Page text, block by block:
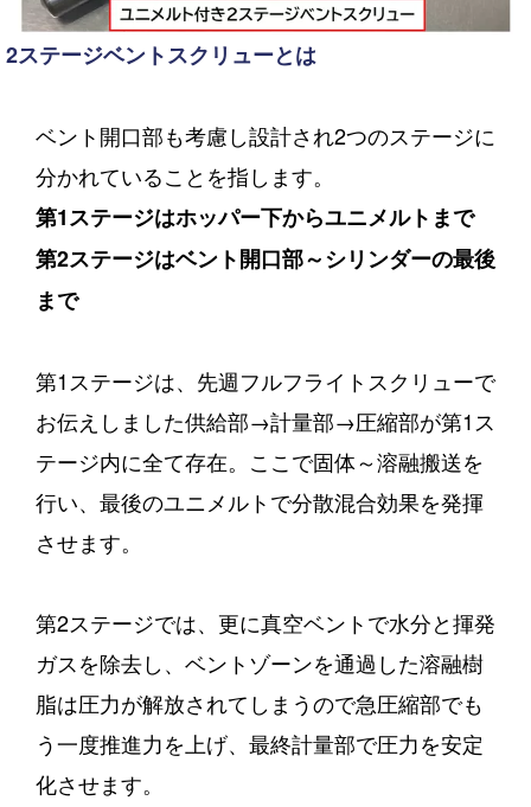
2ステージベントスクリューとは
ベント開口部も考慮し設計され2つのステージに
分かれていることを指します。
第1ステージはホッパー下からユニメルトまで
第2ステージはベント開口部～シリンダーの最後
まで
第1ステージは、先週フルフライトスクリューで
お伝えしました供給部→計量部→圧縮部が第1ス
テージ内に全て存在。ここで固体～溶融搬送を
行い、最後のユニメルトで分散混合効果を発揮
させます。
第2ステージでは、更に真空ベントで水分と揮発
ガスを除去し、ベントゾーンを通過した溶融樹
脂は圧力が解放されてしまうので急圧縮部でも
う一度推進力を上げ、最終計量部で圧力を安定
化させます。